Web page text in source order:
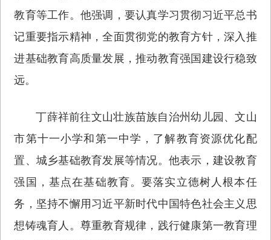
教育等工作。他强调，要认真学习贯彻习近平总书
记重要指示精神，全面贯彻党的教育方针，深入推
进基础教育高质量发展，推动教育强国建设行稳致
远。
丁薛祥前往文山壮族苗族自治州幼儿园、文山
市第十一小学和第一中学，了解教育资源优化配
置、城乡基础教育发展等情况。他表示，建设教育
强国，基点在基础教育。要落实立德树人根本任
务，坚持不懈用习近平新时代中国特色社会主义思
想铸魂育人。尊重教育规律，践行健康第一教育理